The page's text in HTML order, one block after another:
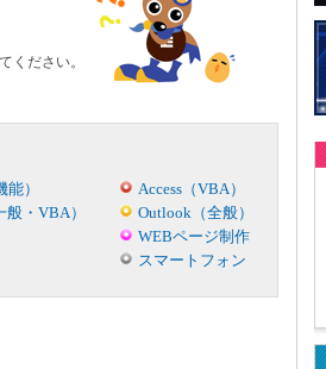
ください。
）
Access（VBA）
般・VBA）
Outlook（全般）
WEBページ制作
スマートフォン